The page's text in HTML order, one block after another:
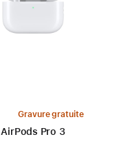
Gravure gratuite
AirPods Pro 3